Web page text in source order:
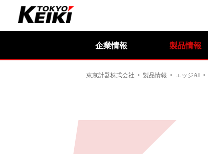
企業情報 製品情報
東京計器株式会社 > 製品情報 > エッジAI >